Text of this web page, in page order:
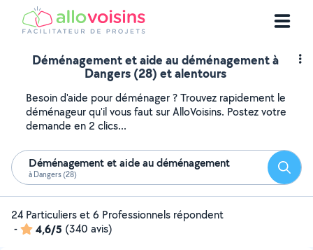
Déménagement et aide au déménagement à
Dangers (28) et alentours
Besoin d'aide pour déménager ? Trouvez rapidement le
déménageur qu'il vous faut sur AlloVoisins. Postez votre
demande en 2 clics...
Déménagement et aide au déménagement
à Dangers (28)
24 Particuliers et 6 Professionnels répondent
-
4,6/5 (340 avis)